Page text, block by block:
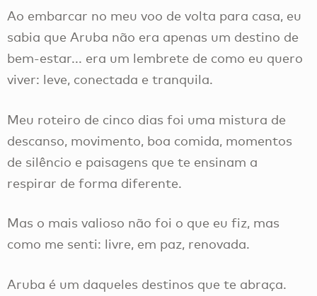
Ao embarcar no meu voo de volta para casa, eu
sabia que Aruba não era apenas um destino de
bem-estar... era um lembrete de como eu quero
viver: leve, conectada e tranquila.
Meu roteiro de cinco dias foi uma mistura de
descanso, movimento, boa comida, momentos
de silêncio e paisagens que te ensinam a
respirar de forma diferente.
Mas o mais valioso não foi o que eu fiz, mas
como me senti: livre, em paz, renovada.
Aruba é um daqueles destinos que te abraça.